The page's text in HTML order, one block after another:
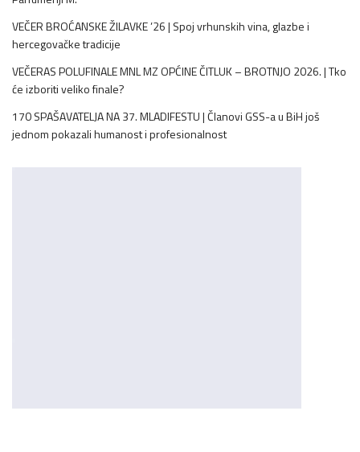
VEČER BROĆANSKE ŽILAVKE ’26 | Spoj vrhunskih vina, glazbe i
hercegovačke tradicije
VEČERAS POLUFINALE MNL MZ OPĆINE ČITLUK – BROTNJO 2026. | Tko
će izboriti veliko finale?
170 SPAŠAVATELJA NA 37. MLADIFESTU | Članovi GSS-a u BiH još
jednom pokazali humanost i profesionalnost